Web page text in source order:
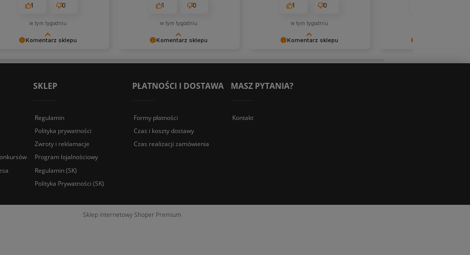
Komentarz sklepu
dobrej opinii. Naszym
recenzja potwierdza nasze
1 0
w tym tygodniu
Komentarz sklepu
Twoja recenzja wiele dla nas znaczy
właściwym torze :) Z
1 0
w tym tygodniu
Komentarz sklepu
Doceniamy czas poświęcony na
doświadczeniem. Jesteśmy
1 0
w tym tygodniu
Doceniamy czas
SKLEP
Regulamin
Polityka prywatności
Zwroty i reklamacje
Program lojalnościowy
Regulamin (SK)
Polityka Prywatności (SK)
PŁATNOŚCI I DOSTAWA
Formy płatności
Czas i koszty dostawy
Czas realizacji zamówienia
MASZ PYTANIA?
Kontakt
Sklep internetowy Shoper Premium